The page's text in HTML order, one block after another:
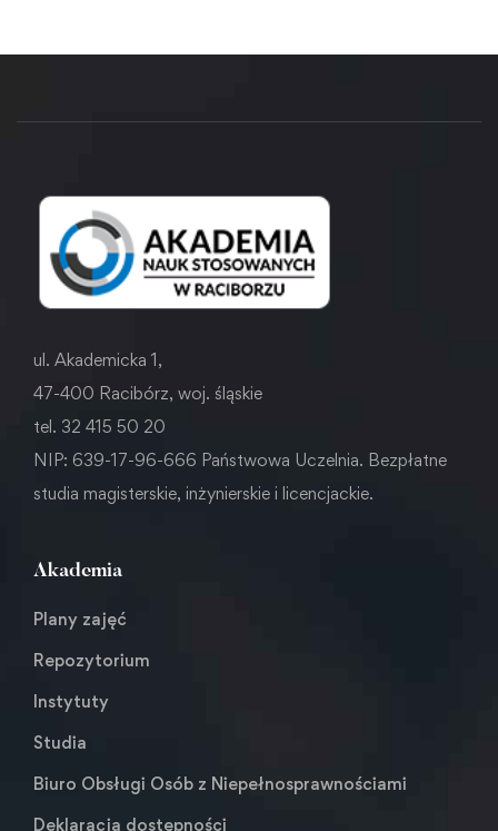
ul. Akademicka 1,
47-400 Racibórz, woj. śląskie
tel. 32 415 50 20
NIP: 639-17-96-666 Państwowa Uczelnia. Bezpłatne
studia magisterskie, inżynierskie i licencjackie.
Akademia
Plany zajęć
Repozytorium
Instytuty
Studia
Biuro Obsługi Osób z Niepełnosprawnościami
Deklaracja dostępności